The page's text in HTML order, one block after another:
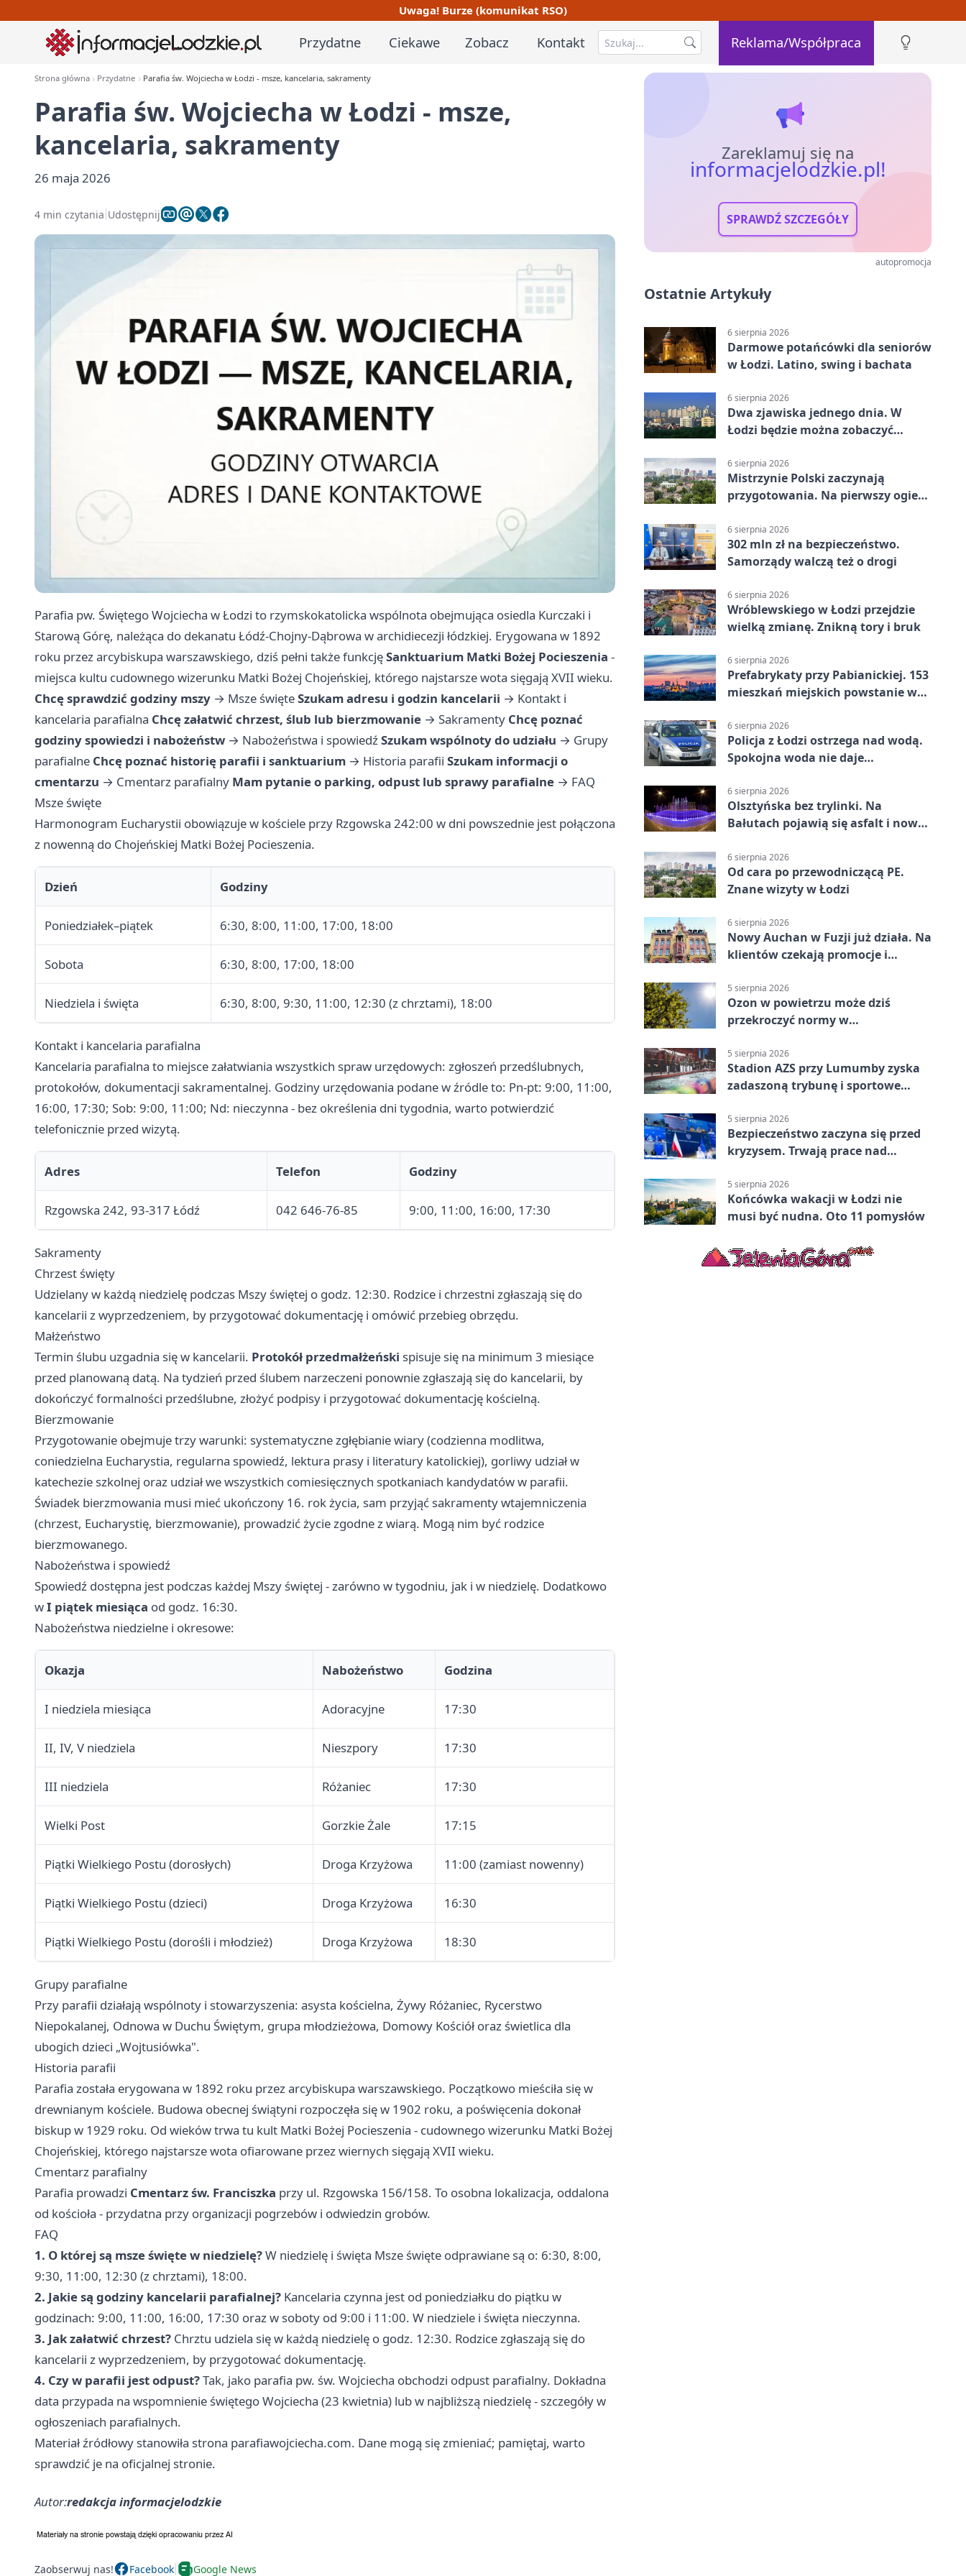
Uwaga! Burze (komunikat RSO)
Przydatne Ciekawe Zobacz Kontakt Reklama/Współpraca
Strona główna Przydatne Parafia św. Wojciecha w Łodzi - msze, kancelaria, sakramenty
Parafia św. Wojciecha w Łodzi - msze,
kancelaria, sakramenty
26 maja 2026
4 min czytania Udostępnij
Parafia pw. Świętego Wojciecha w Łodzi to rzymskokatolicka wspólnota obejmująca osiedla Kurczaki i
Starową Górę, należąca do dekanatu Łódź-Chojny-Dąbrowa w archidiecezji łódzkiej. Erygowana w 1892
roku przez arcybiskupa warszawskiego, dziś pełni także funkcjęSanktuarium Matki Bożej Pocieszenia -
miejsca kultu cudownego wizerunku Matki Bożej Chojeńskiej, którego najstarsze wota sięgają XVII wieku.
Chcę sprawdzić godziny mszy → Msze święteSzukam adresu i godzin kancelarii → Kontakt i
kancelaria parafialna Chcę załatwić chrzest, ślub lub bierzmowanie → Sakramenty Chcę poznać
godziny spowiedzi i nabożeństw → Nabożeństwa i spowiedźSzukam wspólnoty do udziału → Grupy
parafialne Chcę poznać historię parafii i sanktuarium → Historia parafii Szukam informacji o
cmentarzu → Cmentarz parafialny Mam pytanie o parking, odpust lub sprawy parafialne → FAQ
Msze święte
Harmonogram Eucharystii obowiązuje w kościele przy Rzgowska 242:00 w dni powszednie jest połączona
z nowenną do Chojeńskiej Matki Bożej Pocieszenia.
Dzień Godziny
Poniedziałek–piątek 6:30, 8:00, 11:00, 17:00, 18:00
Sobota 6:30, 8:00, 17:00, 18:00
Niedziela i święta 6:30, 8:00, 9:30, 11:00, 12:30 (z chrztami), 18:00
Kontakt i kancelaria parafialna
Kancelaria parafialna to miejsce załatwiania wszystkich spraw urzędowych: zgłoszeń przedślubnych,
protokołów, dokumentacji sakramentalnej. Godziny urzędowania podane w źródle to: Pn-pt: 9:00, 11:00,
16:00, 17:30; Sob: 9:00, 11:00; Nd: nieczynna - bez określenia dni tygodnia, warto potwierdzić
telefonicznie przed wizytą.
Adres Telefon Godziny
Rzgowska 242, 93-317 Łódź 042 646-76-85 9:00, 11:00, 16:00, 17:30
Sakramenty
Chrzest święty
Udzielany w każdą niedzielę podczas Mszy świętej o godz. 12:30. Rodzice i chrzestni zgłaszają się do
kancelarii z wyprzedzeniem, by przygotować dokumentację i omówić przebieg obrzędu.
Małżeństwo
Termin ślubu uzgadnia się w kancelarii. Protokół przedmałżeński spisuje się na minimum 3 miesiące
przed planowaną datą. Na tydzień przed ślubem narzeczeni ponownie zgłaszają się do kancelarii, by
dokończyć formalności przedślubne, złożyć podpisy i przygotować dokumentację kościelną.
Bierzmowanie
Przygotowanie obejmuje trzy warunki: systematyczne zgłębianie wiary (codzienna modlitwa,
coniedzielna Eucharystia, regularna spowiedź, lektura prasy i literatury katolickiej), gorliwy udział w
katechezie szkolnej oraz udział we wszystkich comiesięcznych spotkaniach kandydatów w parafii.
Świadek bierzmowania musi mieć ukończony 16. rok życia, sam przyjąć sakramenty wtajemniczenia
(chrzest, Eucharystię, bierzmowanie), prowadzić życie zgodne z wiarą. Mogą nim być rodzice
bierzmowanego.
Nabożeństwa i spowiedź
Spowiedź dostępna jest podczas każdej Mszy świętej - zarówno w tygodniu, jak i w niedzielę. Dodatkowo
wI piątek miesiąca od godz. 16:30.
Nabożeństwa niedzielne i okresowe:
Okazja Nabożeństwo Godzina
I niedziela miesiąca Adoracyjne 17:30
II, IV, V niedziela Nieszpory 17:30
III niedziela Różaniec 17:30
Wielki Post Gorzkie Żale 17:15
Piątki Wielkiego Postu (dorosłych) Droga Krzyżowa 11:00 (zamiast nowenny)
Piątki Wielkiego Postu (dzieci) Droga Krzyżowa 16:30
Piątki Wielkiego Postu (dorośli i młodzież) Droga Krzyżowa 18:30
Grupy parafialne
Przy parafii działają wspólnoty i stowarzyszenia: asysta kościelna, Żywy Różaniec, Rycerstwo
Niepokalanej, Odnowa w Duchu Świętym, grupa młodzieżowa, Domowy Kościół oraz świetlica dla
ubogich dzieci „Wojtusiówka".
Historia parafii
Parafia została erygowana w 1892 roku przez arcybiskupa warszawskiego. Początkowo mieściła się w
drewnianym kościele. Budowa obecnej świątyni rozpoczęła się w 1902 roku, a poświęcenia dokonał
biskup w 1929 roku. Od wieków trwa tu kult Matki Bożej Pocieszenia - cudownego wizerunku Matki Bożej
Chojeńskiej, którego najstarsze wota ofiarowane przez wiernych sięgają XVII wieku.
Cmentarz parafialny
Parafia prowadzi Cmentarz św. Franciszka przy ul. Rzgowska 156/158. To osobna lokalizacja, oddalona
od kościoła - przydatna przy organizacji pogrzebów i odwiedzin grobów.
FAQ
1. O której są msze święte w niedzielę?W niedzielę i święta Msze święte odprawiane są o: 6:30, 8:00,
9:30, 11:00, 12:30 (z chrztami), 18:00.
2. Jakie są godziny kancelarii parafialnej? Kancelaria czynna jest od poniedziałku do piątku w
godzinach: 9:00, 11:00, 16:00, 17:30 oraz w soboty od 9:00 i 11:00. W niedziele i święta nieczynna.
3. Jak załatwić chrzest? Chrztu udziela się w każdą niedzielę o godz. 12:30. Rodzice zgłaszają się do
kancelarii z wyprzedzeniem, by przygotować dokumentację.
4. Czy w parafii jest odpust?Tak, jako parafia pw. św. Wojciecha obchodzi odpust parafialny. Dokładna
data przypada na wspomnienie świętego Wojciecha (23 kwietnia) lub w najbliższą niedzielę - szczegóły w
ogłoszeniach parafialnych.
Materiał źródłowy stanowiła strona parafiawojciecha.com. Dane mogą się zmieniać; pamiętaj, warto
sprawdzić je na oficjalnej stronie.
Autor:redakcja informacjelodzkie
Zaobserwuj nas! Facebook Google News
Zareklamuj się na
informacjelodzkie.pl!
SPRAWDŹ SZCZEGÓŁY
autopromocja
Ostatnie Artykuły
6 sierpnia 2026
Darmowe potańcówki dla seniorów
w Łodzi. Latino, swing i bachata
6 sierpnia 2026
Dwa zjawiska jednego dnia. W
Łodzi będzie można zobaczyć
6 sierpnia 2026
Mistrzynie Polski zaczynają
przygotowania. Na pierwszy ogień
6 sierpnia 2026
302 mln zł na bezpieczeństwo.
Samorządy walczą też o drogi
6 sierpnia 2026
Wróblewskiego w Łodzi przejdzie
wielką zmianę. Znikną tory i bruk
6 sierpnia 2026
Prefabrykaty przy Pabianickiej. 153
mieszkań miejskich powstanie w
6 sierpnia 2026
Policja z Łodzi ostrzega nad wodą.
Spokojna woda nie daje
6 sierpnia 2026
Olsztyńska bez trylinki. Na
Bałutach pojawią się asfalt i nowe
6 sierpnia 2026
Od cara po przewodniczącą PE.
Znane wizyty w Łodzi
6 sierpnia 2026
Nowy Auchan w Fuzji już działa. Na
klientów czekają promocje i
5 sierpnia 2026
Ozon w powietrzu może dziś
przekroczyć normy w
5 sierpnia 2026
Stadion AZS przy Lumumby zyska
zadaszoną trybunę i sportowe
5 sierpnia 2026
Bezpieczeństwo zaczyna się przed
kryzysem. Trwają prace nad
5 sierpnia 2026
Końcówka wakacji w Łodzi nie
musi być nudna. Oto 11 pomysłów